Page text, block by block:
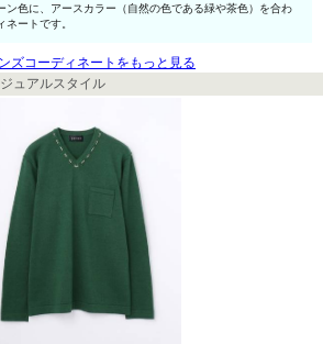
ン色に、アースカラー（自然の色である緑や茶色）を合わ
ートです。
ズコーディネートをもっと見る
ュアルスタイル